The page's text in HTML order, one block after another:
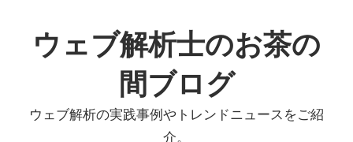
ン
へ
ウェブ解析士のお茶の
間ブログ
ウェブ解析の実践事例やトレンドニュースをご紹
介。